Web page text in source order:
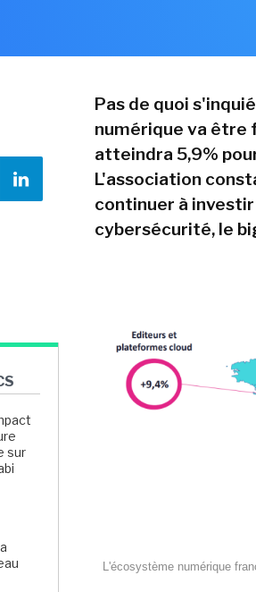
sur
Pas de quoi
numérique va être
atteindra 5,9%
L'association
continuer à
cybersécurité, le
L'écosystème numérique